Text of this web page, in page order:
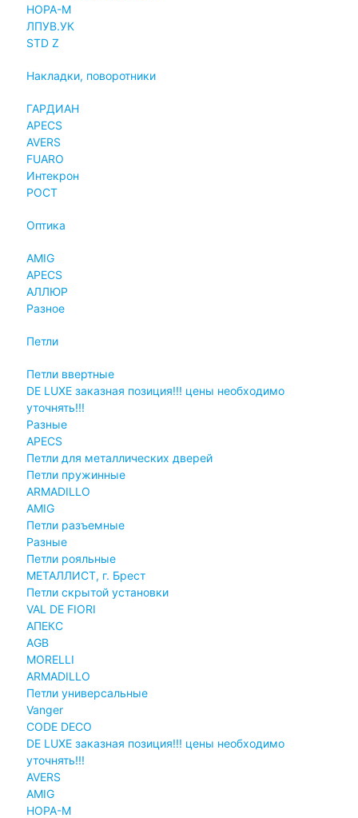
НОРА-М
ЛПУВ.УК
STD Z
Накладки, поворотники
ГАРДИАН
APECS
AVERS
FUARO
Интекрон
РОСТ
Оптика
AMIG
APECS
АЛЛЮР
Разное
Петли
Петли ввертные
DE LUXE заказная позиция!!! цены необходимо
уточнять!!!
Разные
APECS
Петли для металлических дверей
Петли пружинные
ARMADILLO
AMIG
Петли разъемные
Разные
Петли рояльные
МЕТАЛЛИСТ, г. Брест
Петли скрытой установки
VAL DE FIORI
АПЕКС
AGB
MORELLI
ARMADILLO
Петли универсальные
Vanger
CODE DECO
DE LUXE заказная позиция!!! цены необходимо
уточнять!!!
AVERS
AMIG
НОРА-М